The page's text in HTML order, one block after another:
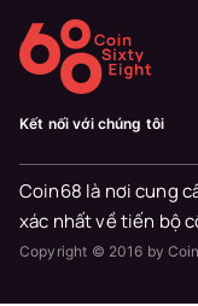
Kết nối với chúng tôi
Coin68 là nơi cung
xác nhất về tiến bộ
Copyright © 2016 by